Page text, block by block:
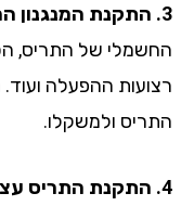
של התריס,
ההפעלה ועוד.
ולמשקלו.